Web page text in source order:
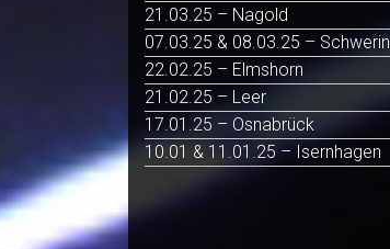
21.03.25 – Nagold
07.03.25 & 08.03.25 – Schwerin
22.02.25 – Elmshorn
21.02.25 – Leer
17.01.25 – Osnabrück
10.01 & 11.01.25 – Isernhagen